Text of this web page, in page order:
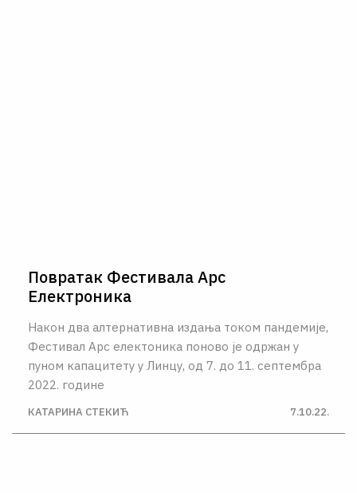
Повратак Фестивала Арс
Електроника
Након два алтернативна издања током пандемије,
Фестивал Арс електоника поново је одржан у
пуном капацитету у Линцу, од 7. до 11. септембра
2022. године
КАТАРИНА СТЕКИЋ 7.10.22.